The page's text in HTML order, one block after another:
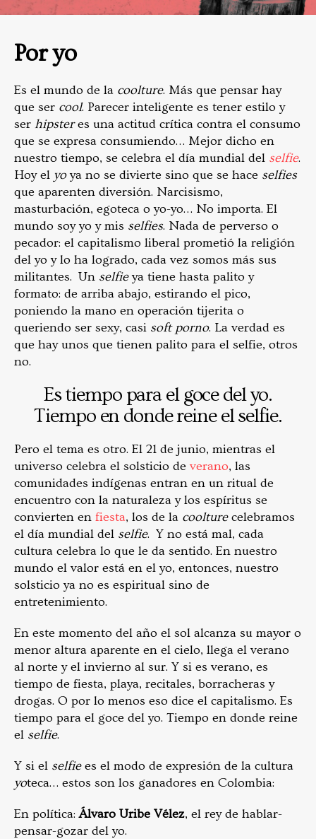
Por yo
Es el mundo de la coolture. Más que pensar hay
que ser cool. Parecer inteligente es tener estilo y
ser hipsteres una actitud crítica contra el consumo
que se expresa consumiendo… Mejor dicho en
nuestro tiempo, se celebra el día mundial del selfie.
Hoy el yoya no se divierte sino que se hace selfies
que aparenten diversión. Narcisismo,
masturbación, egoteca o yo-yo… No importa. El
mundo soy yo y mis selfies. Nada de perverso o
pecador: el capitalismo liberal prometió la religión
del yo y lo ha logrado, cada vez somos más sus
militantes. Un selfieya tiene hasta palito y
formato: de arriba abajo, estirando el pico,
poniendo la mano en operación tijerita o
queriendo ser sexy, casi soft porno. La verdad es
que hay unos que tienen palito para el selfie, otros
no.
Es tiempo para el goce del yo.
Tiempo en donde reine el selfie.
Pero el tema es otro. El 21 de junio, mientras el
universo celebra el solsticio de verano, las
comunidades indígenas entran en un ritual de
encuentro con la naturaleza y los espíritus se
convierten en fiesta, los de la coolturecelebramos
el día mundial del selfie. Y no está mal, cada
cultura celebra lo que le da sentido. En nuestro
mundo el valor está en el yo, entonces, nuestro
solsticio ya no es espiritual sino de
entretenimiento.
En este momento del año el sol alcanza su mayor o
menor altura aparente en el cielo, llega el verano
al norte y el invierno al sur. Y si es verano, es
tiempo de fiesta, playa, recitales, borracheras y
drogas. O por lo menos eso dice el capitalismo. Es
tiempo para el goce del yo. Tiempo en donde reine
el selfie.
Y si el selfiees el modo de expresión de la cultura
yoteca… estos son los ganadores en Colombia:
En política:Álvaro Uribe Vélez, el rey de hablar-
pensar-gozar del yo.